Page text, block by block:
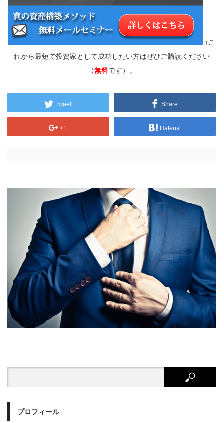
↑こ
れから最短で投資家として成功したい方はぜひご購読ください
（無料です）。
Tweet Share
+1 Hatena
プロフィール